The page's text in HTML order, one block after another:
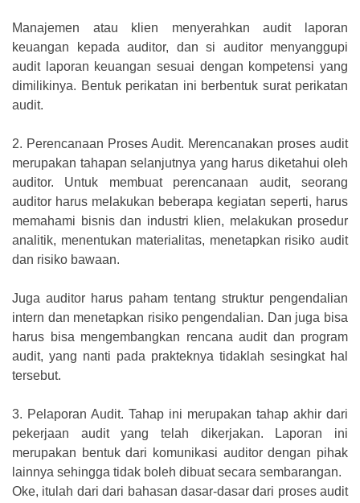
Manajemen atau klien menyerahkan audit laporan
keuangan kepada auditor, dan si auditor menyanggupi
audit laporan keuangan sesuai dengan kompetensi yang
dimilikinya. Bentuk perikatan ini berbentuk surat perikatan
audit.
2. Perencanaan Proses Audit. Merencanakan proses audit
merupakan tahapan selanjutnya yang harus diketahui oleh
auditor. Untuk membuat perencanaan audit, seorang
auditor harus melakukan beberapa kegiatan seperti, harus
memahami bisnis dan industri klien, melakukan prosedur
analitik, menentukan materialitas, menetapkan risiko audit
dan risiko bawaan.
Juga auditor harus paham tentang struktur pengendalian
intern dan menetapkan risiko pengendalian. Dan juga bisa
harus bisa mengembangkan rencana audit dan program
audit, yang nanti pada prakteknya tidaklah sesingkat hal
tersebut.
3. Pelaporan Audit. Tahap ini merupakan tahap akhir dari
pekerjaan audit yang telah dikerjakan. Laporan ini
merupakan bentuk dari komunikasi auditor dengan pihak
lainnya sehingga tidak boleh dibuat secara sembarangan.
Oke, itulah dari dari bahasan dasar-dasar dari proses audit